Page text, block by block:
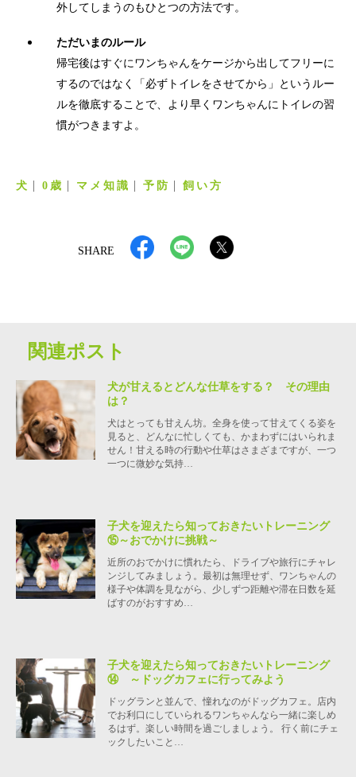
外してしまうのもひとつの方法です。
ただいまのルール
帰宅後はすぐにワンちゃんをケージから出してフリーに
するのではなく「必ずトイレをさせてから」というルー
ルを徹底することで、より早くワンちゃんにトイレの習
慣がつきますよ。
犬 0歳 マメ知識 予防 飼い方
SHARE
関連ポスト
犬が甘えるとどんな仕草をする？ その理由
は？
犬はとっても甘えん坊。全身を使って甘えてくる姿を
見ると、どんなに忙しくても、かまわずにはいられま
せん！甘える時の行動や仕草はさまざまですが、一つ
一つに微妙な気持…
子犬を迎えたら知っておきたいトレーニング
⑮～おでかけに挑戦～
近所のおでかけに慣れたら、ドライブや旅行にチャレ
ンジしてみましょう。最初は無理せず、ワンちゃんの
様子や体調を見ながら、少しずつ距離や滞在日数を延
ばすのがおすすめ…
子犬を迎えたら知っておきたいトレーニング
⑭ ～ドッグカフェに行ってみよう
ドッグランと並んで、憧れなのがドッグカフェ。店内
でお利口にしていられるワンちゃんなら一緒に楽しめ
るはず。楽しい時間を過ごしましょう。 行く前にチェ
ックしたいこと…